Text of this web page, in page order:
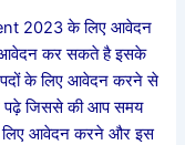
2023 के लिए आवेदन
कर सकते है इसके
पदों के लिए आवेदन करने से
पढ़े जिससे की आप समय
लिए आवेदन करने और इस